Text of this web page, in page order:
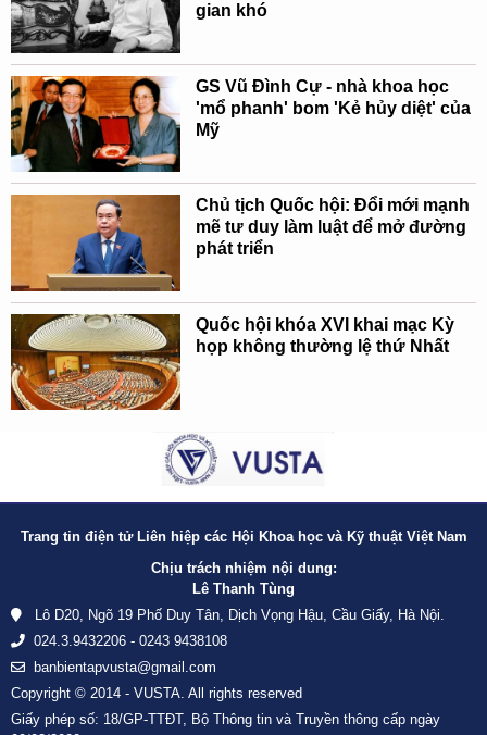
gian khó
GS Vũ Đình Cự - nhà khoa học
'mổ phanh' bom 'Kẻ hủy diệt' của
Mỹ
Chủ tịch Quốc hội: Đổi mới mạnh
mẽ tư duy làm luật để mở đường
phát triển
Quốc hội khóa XVI khai mạc Kỳ
họp không thường lệ thứ Nhất
Trang tin điện tử Liên hiệp các Hội Khoa học và Kỹ thuật Việt Nam
Chịu trách nhiệm nội dung:
Lê Thanh Tùng
Lô D20, Ngõ 19 Phố Duy Tân, Dịch Vọng Hậu, Cầu Giấy, Hà Nội.
024.3.9432206 - 0243 9438108
banbientapvusta@gmail.com
Copyright © 2014 - VUSTA. All rights reserved
Giấy phép số: 18/GP-TTĐT, Bộ Thông tin và Truyền thông cấp ngày